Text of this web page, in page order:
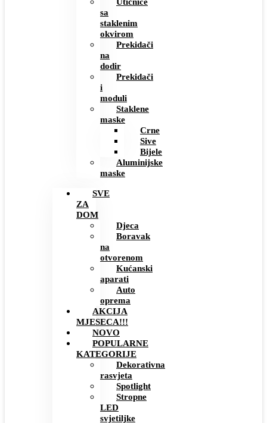
sa
staklenim
okvirom
Prekidači
na
dodir
Prekidači
i
moduli
Staklene
maske
Crne
Sive
Bijele
Aluminijske
maske
SVE
ZA
DOM
Djeca
Boravak
na
otvorenom
Kućanski
aparati
Auto
oprema
AKCIJA
MJESECA!!!
NOVO
POPULARNE
KATEGORIJE
Dekorativna
rasvjeta
Spotlight
Stropne
LED
svjetiljke